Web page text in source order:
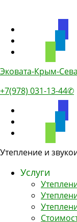
discourse
telegram
Эковата-Крым-
+7(978) 031-13-44✆
discourse
telegram
Утепление и
Услуги